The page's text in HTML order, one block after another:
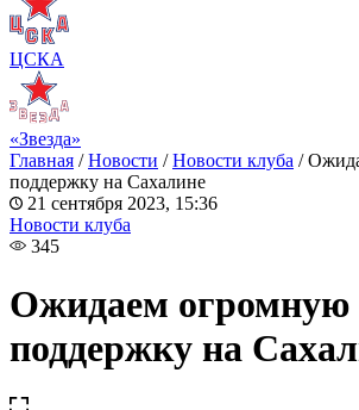
ЦСКА
«Звезда»
Главная /Новости /Новости клуба /
поддержку на Сахалине
21 сентября 2023, 15:36
Новости клуба
345
Ожидаем огромную
поддержку на